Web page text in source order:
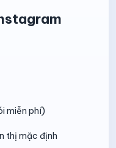
miễn phí)
thị mặc định